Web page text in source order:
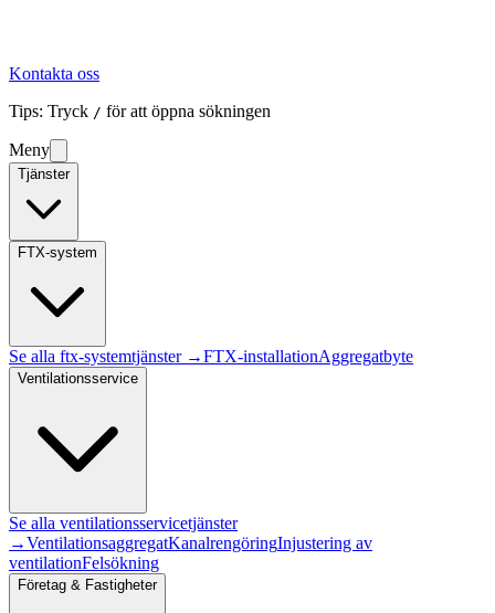
Kontakta oss
Tips: Tryck / för att öppna sökningen
Meny
Tjänster
FTX-system
Se alla ftx-systemtjänster →FTX-installationAggregatbyte
Ventilationsservice
Se alla ventilationsservicetjänster
→VentilationsaggregatKanalrengöringInjustering av
ventilationFelsökning
Företag & Fastigheter